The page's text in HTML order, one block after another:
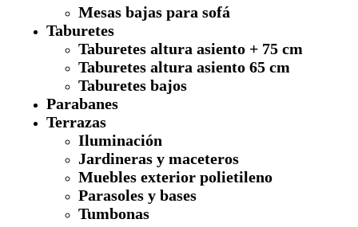
Mesas bajas para sofá
Taburetes
Taburetes altura asiento + 75 cm
Taburetes altura asiento 65 cm
Taburetes bajos
Parabanes
Terrazas
Iluminación
Jardineras y maceteros
Muebles exterior polietileno
Parasoles y bases
Tumbonas